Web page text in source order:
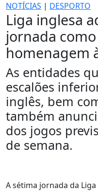
NOTÍCIAS | DESPORTO
Liga inglesa
jornada
homenagem
As entidades
escalões
inglês, bem
também
dos jogos
de semana.
A sétima jornada da